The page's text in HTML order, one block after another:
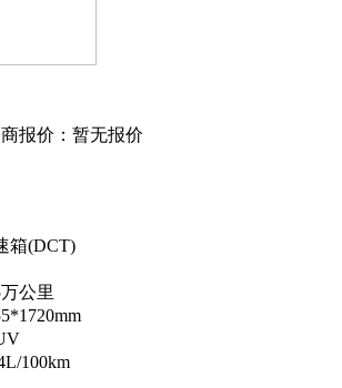
报价： 暂无报价
箱(DCT)
公里
100km